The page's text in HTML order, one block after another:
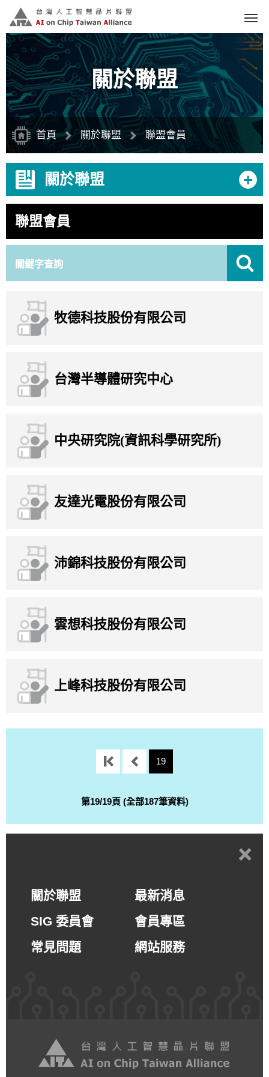
關於聯盟
首頁 關於聯盟 聯盟會員
關於聯盟 +
聯盟會員
牧德科技股份有限公司
台灣半導體研究中心
中央研究院(資訊科學研究所)
友達光電股份有限公司
沛錦科技股份有限公司
雲想科技股份有限公司
上峰科技股份有限公司
19
第19/19頁 (全部187筆資料)
+
關於聯盟
最新消息
SIG 委員會
會員專區
常見問題
網站服務